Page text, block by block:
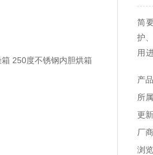
简
护
用
产
所
更
厂
浏